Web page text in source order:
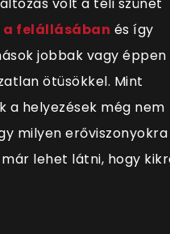
volt a téli szünet
a felállásában és így
jobbak vagy éppen
ötüsökkel. Mint
a helyezések még nem
milyen erőviszonyokra
lehet látni, hogy